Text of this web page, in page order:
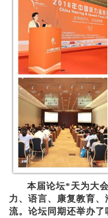
本届论坛*天为大会
力、语言、康复教育
流。论坛同期还举办了